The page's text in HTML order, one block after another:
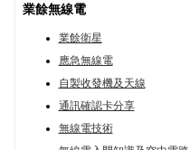
業餘無線電
業餘衛星
應急無線電
自製收發機及天線
通訊確認卡分享
無線電技術